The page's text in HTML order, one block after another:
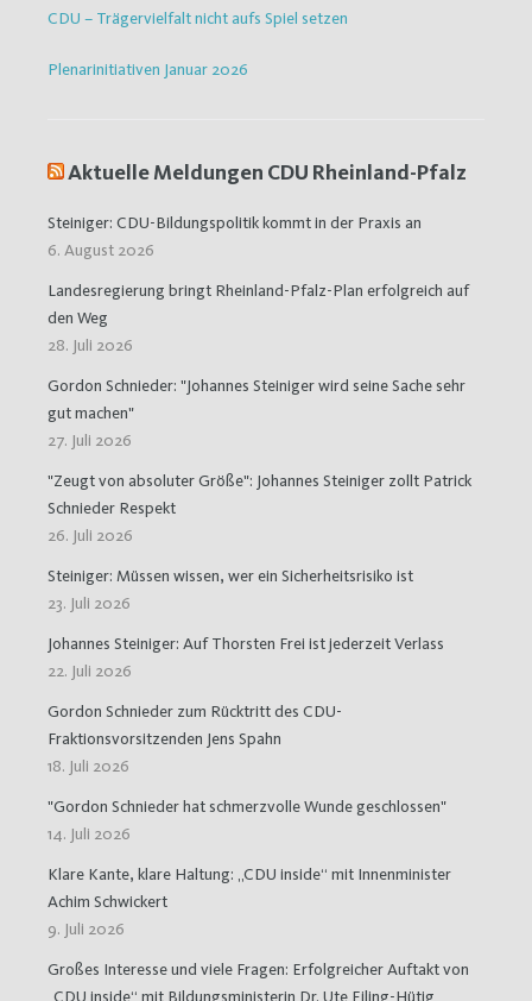
CDU – Trägervielfalt nicht aufs Spiel setzen
Plenarinitiativen Januar 2026
Aktuelle Meldungen CDU Rheinland-Pfalz
Steiniger: CDU-Bildungspolitik kommt in der Praxis an
6. August 2026
Landesregierung bringt Rheinland-Pfalz-Plan erfolgreich auf
den Weg
28. Juli 2026
Gordon Schnieder: "Johannes Steiniger wird seine Sache sehr
gut machen"
27. Juli 2026
"Zeugt von absoluter Größe": Johannes Steiniger zollt Patrick
Schnieder Respekt
26. Juli 2026
Steiniger: Müssen wissen, wer ein Sicherheitsrisiko ist
23. Juli 2026
Johannes Steiniger: Auf Thorsten Frei ist jederzeit Verlass
22. Juli 2026
Gordon Schnieder zum Rücktritt des CDU-
Fraktionsvorsitzenden Jens Spahn
18. Juli 2026
"Gordon Schnieder hat schmerzvolle Wunde geschlossen"
14. Juli 2026
Klare Kante, klare Haltung: „CDU inside“ mit Innenminister
Achim Schwickert
9. Juli 2026
Großes Interesse und viele Fragen: Erfolgreicher Auftakt von
„CDU inside“ mit Bildungsministerin Dr. Ute Eiling-Hütig